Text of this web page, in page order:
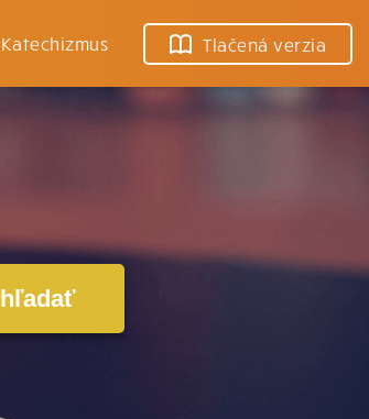
Katechizmus Tlačená verzia
hľadať